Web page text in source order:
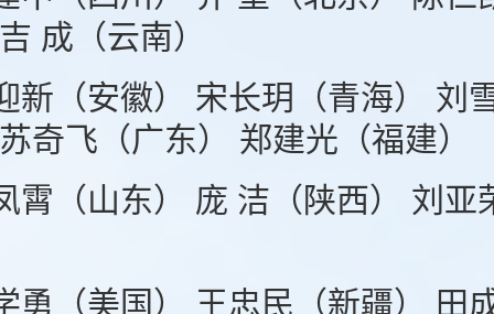
成（云南）
新（安徽） 宋长玥（青海） 刘
奇飞（广东） 郑建光（福建）
霄（山东） 庞 洁（陕西） 刘亚
勇（美国） 王忠民（新疆） 田